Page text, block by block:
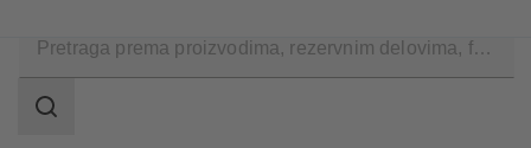
pretrage
Područje